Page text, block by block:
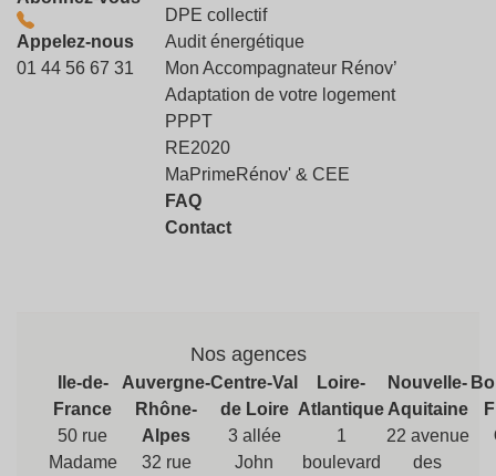
Appelez-nous
01 44 56 67 31
DPE collectif
Audit énergétique
Mon Accompagnateur Rénov’
Adaptation de votre logement
PPPT
RE2020
MaPrimeRénov' & CEE
FAQ
Contact
Nos agences
Ile-de-
France
50 rue
Madame
Auvergne-
Rhône-
Alpes
32 rue
Centre-Val
de Loire
3 allée
John
Loire-
Atlantique
1
boulevard
Nouvelle-
Aquitaine
22 avenue
des